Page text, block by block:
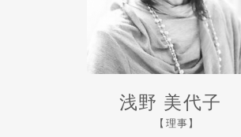
浅野 美代子
【理事】